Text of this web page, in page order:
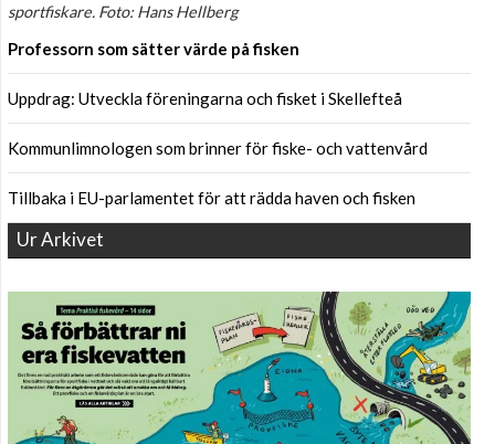
sportfiskare. Foto: Hans Hellberg
Professorn som sätter värde på fisken
Uppdrag: Utveckla föreningarna och fisket i Skellefteå
Kommunlimnologen som brinner för fiske- och vattenvård
Tillbaka i EU-parlamentet för att rädda haven och fisken
Ur Arkivet